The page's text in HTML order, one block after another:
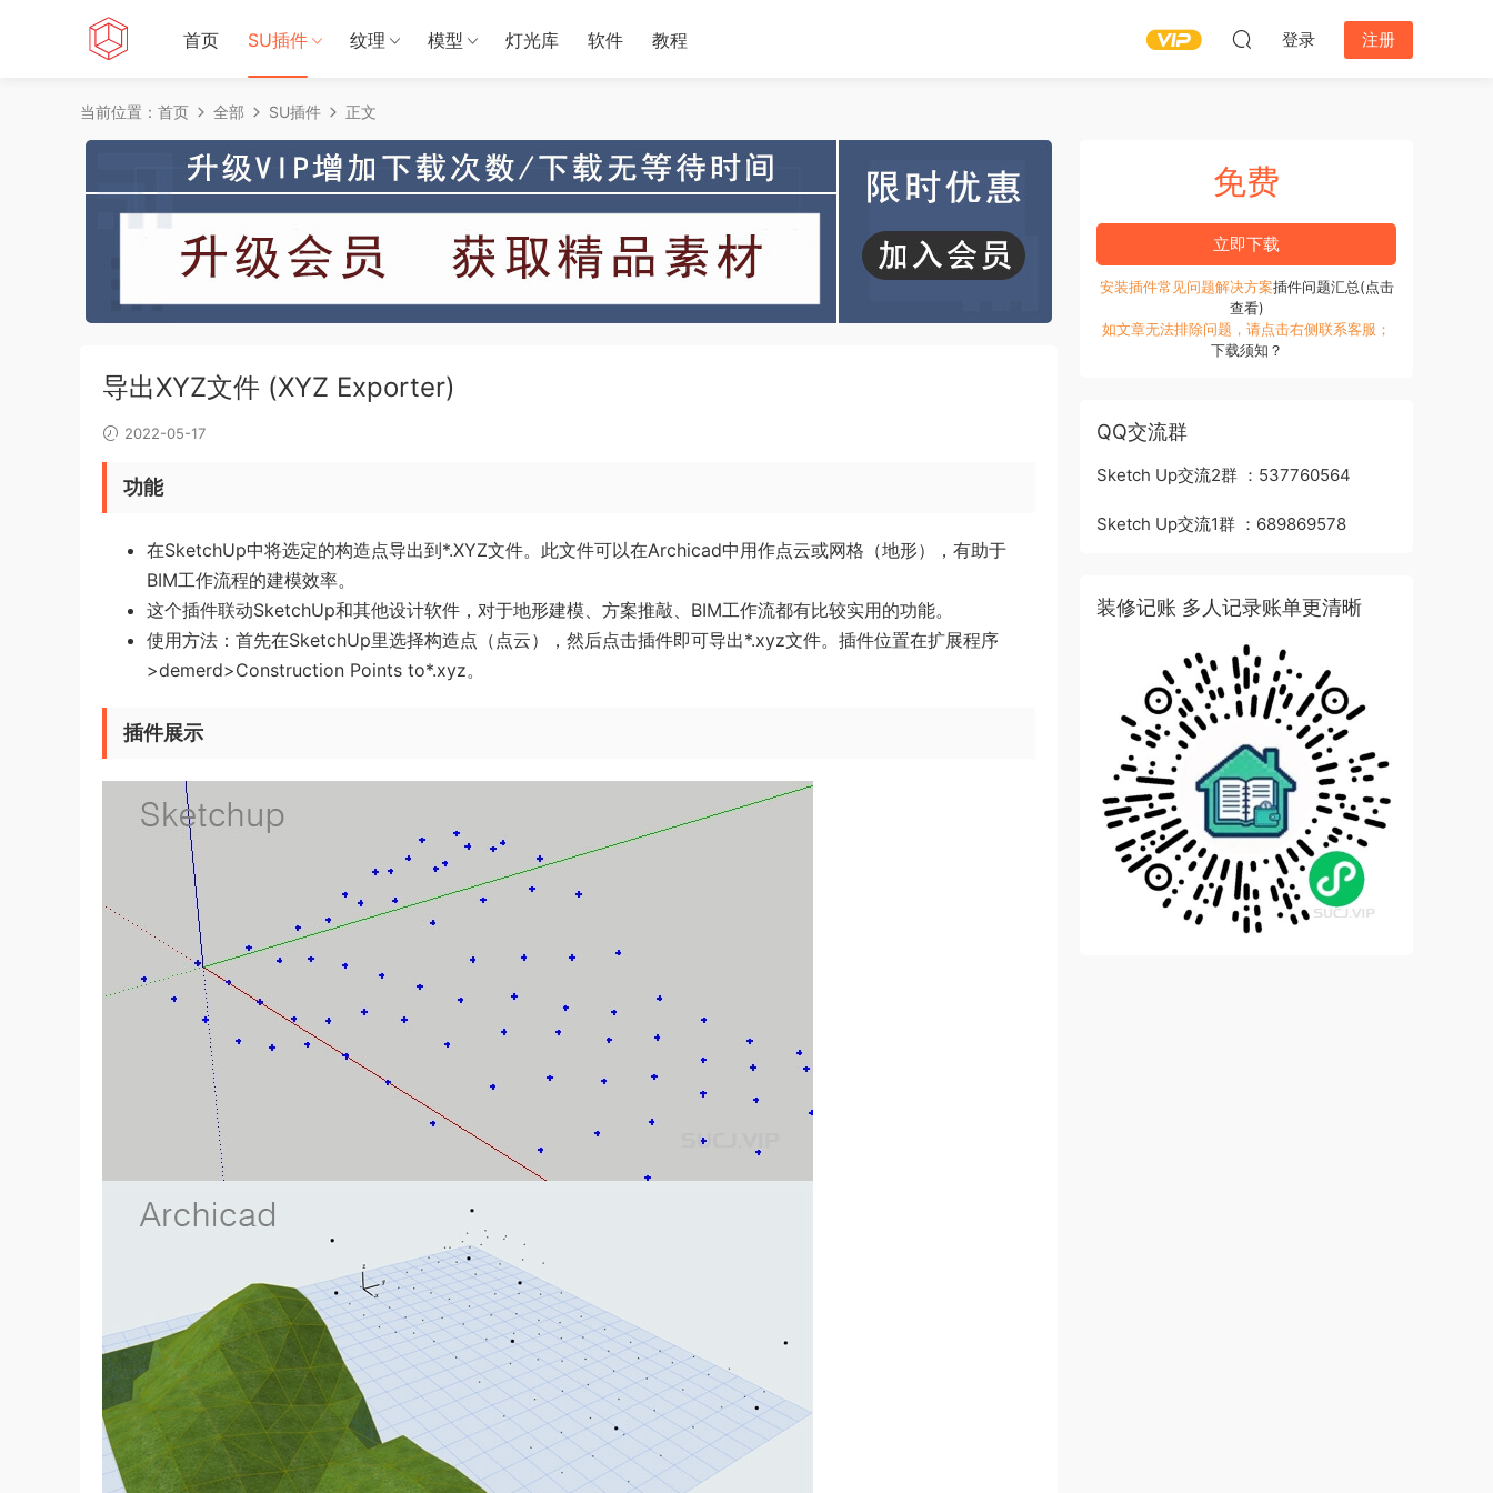
首页 SU插件 纹理 模型 灯光库 软件 教程 登录 注册
当前位置： 首页 全部 SU插件 正文
导出XYZ文件 (XYZ Exporter)
2022-05-17
功能
在SketchUp中将选定的构造点导出到*.XYZ文件。此文件可以在Archicad中用作点云或网格（地形），有助于
BIM工作流程的建模效率。
这个插件联动SketchUp和其他设计软件，对于地形建模、方案推敲、BIM工作流都有比较实用的功能。
使用方法：首先在SketchUp里选择构造点（点云），然后点击插件即可导出*.xyz文件。插件位置在扩展程序
>demerd>Construction Points to*.xyz。
插件展示
免费
立即下载
安装插件常见问题解决方案插件问题汇总(点击
查看)
如文章无法排除问题，请点击右侧联系客服；
下载须知？
QQ交流群
Sketch Up交流2群 ：537760564
Sketch Up交流1群 ：689869578
装修记账 多人记录账单更清晰